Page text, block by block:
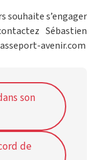
souhaite s’engager
Sébastien
avenir.com
son
de